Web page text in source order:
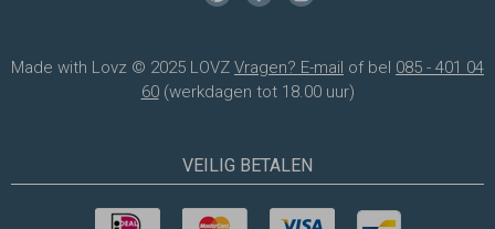
Made with Lovz © 2025 LOVZ Vragen? E-mail of bel 085 - 401 04
60(werkdagen tot 18.00 uur)
VEILIG BETALEN